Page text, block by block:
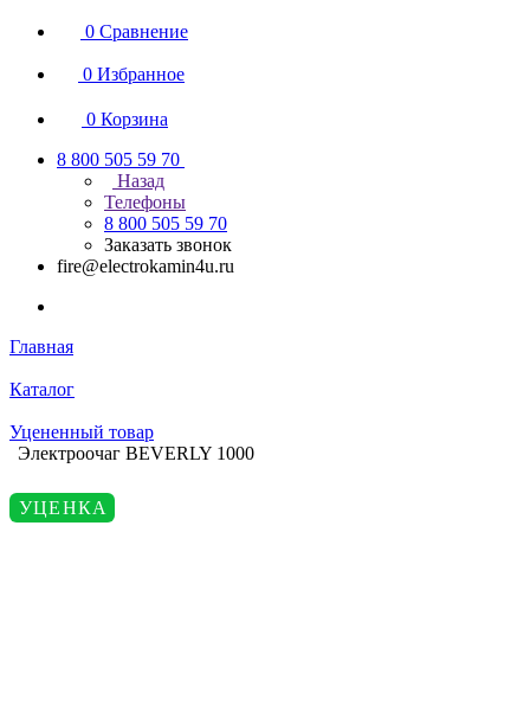
0 Сравнение
0 Избранное
0 Корзина
8 800 505 59 70
Назад
Телефоны
8 800 505 59 70
Заказать звонок
fire@electrokamin4u.ru
Главная
Каталог
Уцененный товар
Электроочаг BEVERLY 1000
УЦЕНКА